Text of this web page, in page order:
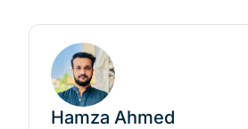
Hamza Ahmed